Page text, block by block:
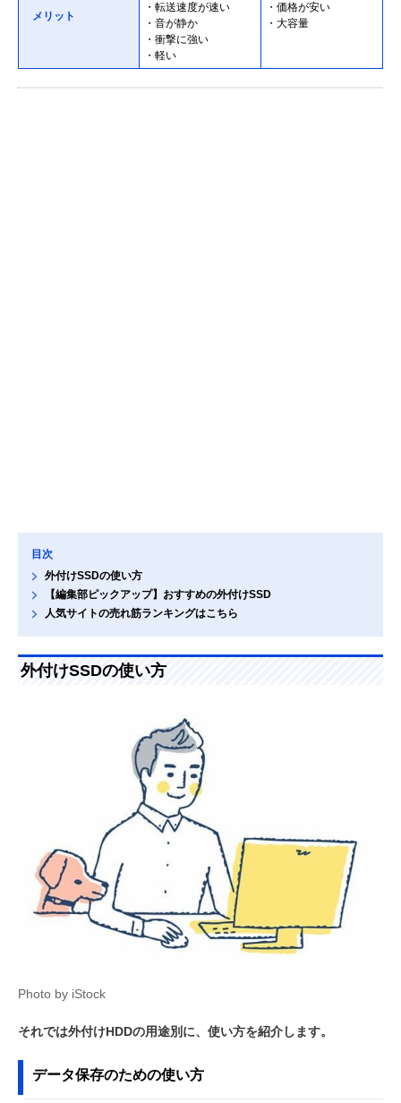
メリット
・転送速度が速い
・音が静か
・衝撃に強い
・軽い
・価格が安い
・大容量
目次
外付けSSDの使い方
【編集部ピックアップ】おすすめの外付けSSD
人気サイトの売れ筋ランキングはこちら
外付けSSDの使い方
Photo by iStock
それでは外付けHDDの用途別に、使い方を紹介します。
データ保存のための使い方